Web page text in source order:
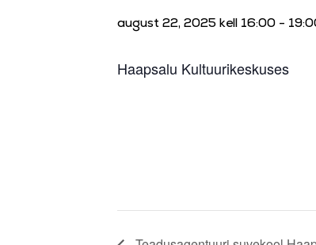
august 22, 2025 kell 16:00 -
Haapsalu Kultuurikeskuses